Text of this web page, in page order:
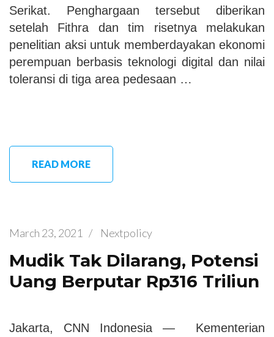
Serikat. Penghargaan tersebut diberikan
setelah Fithra dan tim risetnya melakukan
penelitian aksi untuk memberdayakan ekonomi
perempuan berbasis teknologi digital dan nilai
toleransi di tiga area pedesaan …
READ MORE
March 23, 2021 / Nextpolicy
Mudik Tak Dilarang, Potensi
Uang Berputar Rp316 Triliun
Jakarta, CNN Indonesia — Kementerian